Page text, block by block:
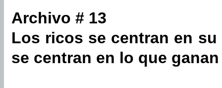
Archivo # 13
Los ricos se centran en
se centran en lo que